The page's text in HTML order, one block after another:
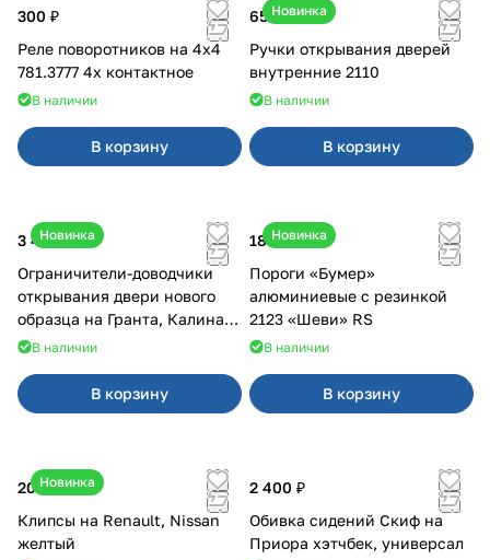
300 ₽
Реле поворотников на 4х4
781.3777 4х контактное
В наличии
В корзину
Новинка
650 ₽
Ручки открывания дверей
внутренние 2110
В наличии
В корзину
Новинка
3 400 ₽
Ограничители-доводчики
открывания двери нового
образца на Гранта, Калина 2,
Урбан
В наличии
В корзину
Новинка
18 000 ₽
Пороги «Бумер»
алюминиевые с резинкой
2123 «Шеви» RS
В наличии
В корзину
Новинка
20 ₽
Клипсы на Renault, Nissan
желтый
2 400 ₽
Обивка сидений Скиф на
Приора хэтчбек, универсал